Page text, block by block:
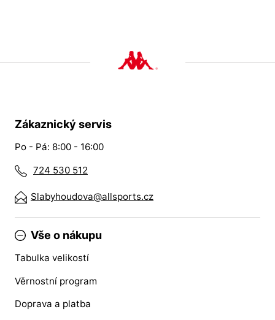
Zákaznický servis
Po - Pá: 8:00 - 16:00
724 530 512
Slabyhoudova@allsports.cz
Vše o nákupu
Tabulka velikostí
Věrnostní program
Doprava a platba